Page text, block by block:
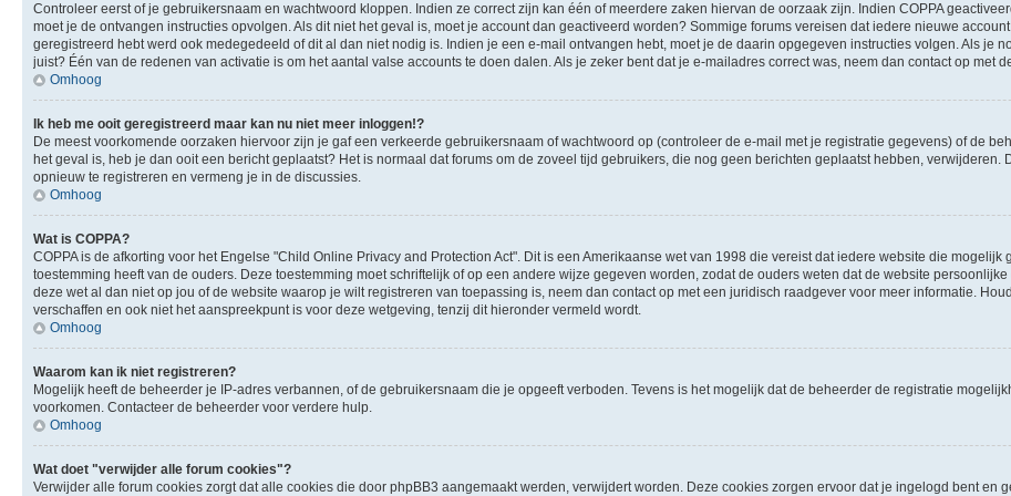
Controleer eerst of je gebruikersnaam en wachtwoord kloppen. Indien ze correct zijn kan één of meerdere zaken hiervan de oorzaak zijn. Indien COPPA
moet je de ontvangen instructies opvolgen. Als dit niet het geval is, moet je account dan geactiveerd worden? Sommige forums vereisen dat iedere nieuwe
geregistreerd hebt werd ook medegedeeld of dit al dan niet nodig is. Indien je een e-mail ontvangen hebt, moet je de daarin opgegeven instructies volgen. Als je
juist? Één van de redenen van activatie is om het aantal valse accounts te doen dalen. Als je zeker bent dat je e-mailadres correct was, neem dan contact op met
Omhoog
Ik heb me ooit geregistreerd maar kan nu niet meer inloggen!?
De meest voorkomende oorzaken hiervoor zijn je gaf een verkeerde gebruikersnaam of wachtwoord op (controleer de e-mail met je registratie gegevens) of de
het geval is, heb je dan ooit een bericht geplaatst? Het is normaal dat forums om de zoveel tijd gebruikers, die nog geen berichten geplaatst hebben,
opnieuw te registreren en vermeng je in de discussies.
Omhoog
Wat is COPPA?
COPPA is de afkorting voor het Engelse "Child Online Privacy and Protection Act". Dit is een Amerikaanse wet van 1998 die vereist dat iedere website die
toestemming heeft van de ouders. Deze toestemming moet schriftelijk of op een andere wijze gegeven worden, zodat de ouders weten dat de website
deze wet al dan niet op jou of de website waarop je wilt registreren van toepassing is, neem dan contact op met een juridisch raadgever voor meer informatie.
verschaffen en ook niet het aanspreekpunt is voor deze wetgeving, tenzij dit hieronder vermeld wordt.
Omhoog
Waarom kan ik niet registreren?
Mogelijk heeft de beheerder je IP-adres verbannen, of de gebruikersnaam die je opgeeft verboden. Tevens is het mogelijk dat de beheerder de registratie
voorkomen. Contacteer de beheerder voor verdere hulp.
Omhoog
Wat doet "verwijder alle forum cookies"?
Verwijder alle forum cookies zorgt dat alle cookies die door phpBB3 aangemaakt werden, verwijdert worden. Deze cookies zorgen ervoor dat je ingelogd bent en